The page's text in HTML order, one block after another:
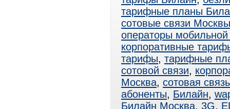
тарифные планы
сотовые связи Москвы
операторы мобильной
корпоративные
тарифы, тарифные
сотовой связи,
Москва, сотовая
абоненты, Билайн,
Билайн Москва, 3G,